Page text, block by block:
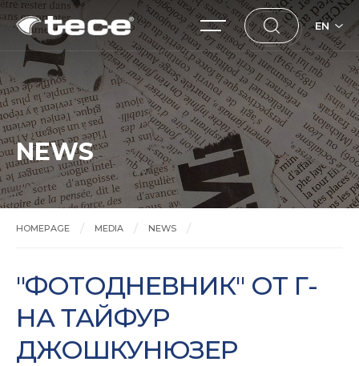
EN
NEWS
HOMEPAGE MEDIA NEWS
"ФОТОДНЕВНИК" ОТ Г-
НА ТАЙФУР
ДЖОШКУНЮЗЕР